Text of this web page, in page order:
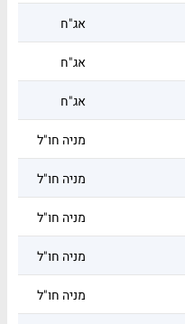
אג"ח
אג"ח
אג"ח
מניה חו"ל
מניה חו"ל
מניה חו"ל
מניה חו"ל
מניה חו"ל